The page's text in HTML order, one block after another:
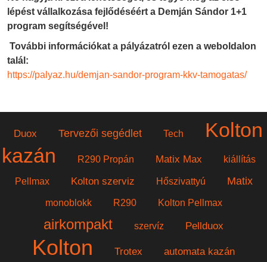
lépést vállalkozása fejlődéséért a Demján Sándor 1+1
program segítségével!
További információkat a pályázatról ezen a weboldalon
talál:
https://palyaz.hu/demjan-sandor-program-kkv-tamogatas/
Duox Tervezői segédlet Tech
Kolton
kazán
R290 Propán Matix Max kiállítás
Pellmax Kolton szerviz Hőszivattyú Matix
monoblokk R290 Kolton Pellmax
airkompakt szervíz Pellduox
Kolton Trotex automata kazán